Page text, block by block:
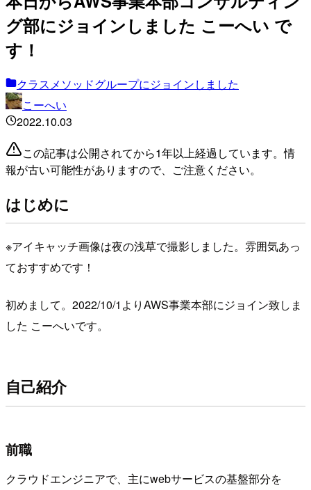
グ部にジョインしました こーへい で
す！
クラスメソッドグループにジョインしました
こーへい
2022.10.03
この記事は公開されてから1年以上経過しています。情
報が古い可能性がありますので、ご注意ください。
はじめに
※アイキャッチ画像は夜の浅草で撮影しました。雰囲気あっ
ておすすめです！
初めまして。2022/10/1よりAWS事業本部にジョイン致しま
した こーへいです。
自己紹介
前職
クラウドエンジニアで、主にwebサービスの基盤部分を